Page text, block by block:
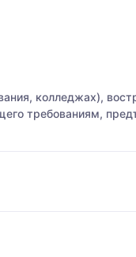
колледжах),
требованиям,